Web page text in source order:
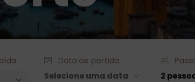
Data de partida
Selecione uma data
2